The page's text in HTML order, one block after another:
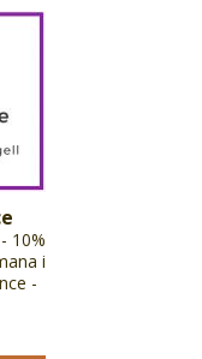
10%
i
-